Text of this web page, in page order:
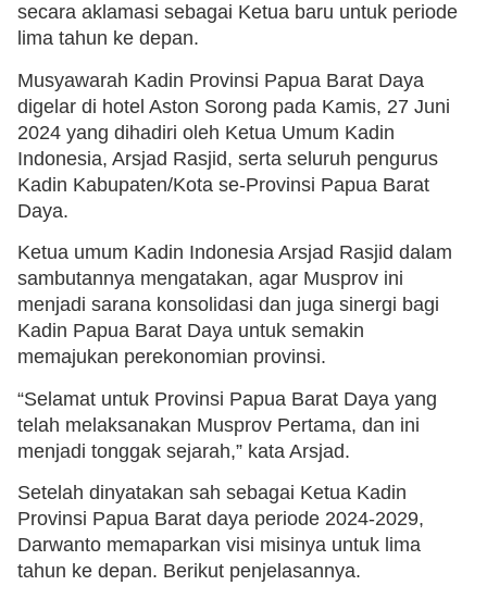
secara aklamasi sebagai Ketua baru untuk periode
lima tahun ke depan.
Musyawarah Kadin Provinsi Papua Barat Daya
digelar di hotel Aston Sorong pada Kamis, 27 Juni
2024 yang dihadiri oleh Ketua Umum Kadin
Indonesia, Arsjad Rasjid, serta seluruh pengurus
Kadin Kabupaten/Kota se-Provinsi Papua Barat
Daya.
Ketua umum Kadin Indonesia Arsjad Rasjid dalam
sambutannya mengatakan, agar Musprov ini
menjadi sarana konsolidasi dan juga sinergi bagi
Kadin Papua Barat Daya untuk semakin
memajukan perekonomian provinsi.
“Selamat untuk Provinsi Papua Barat Daya yang
telah melaksanakan Musprov Pertama, dan ini
menjadi tonggak sejarah,” kata Arsjad.
Setelah dinyatakan sah sebagai Ketua Kadin
Provinsi Papua Barat daya periode 2024-2029,
Darwanto memaparkan visi misinya untuk lima
tahun ke depan. Berikut penjelasannya.